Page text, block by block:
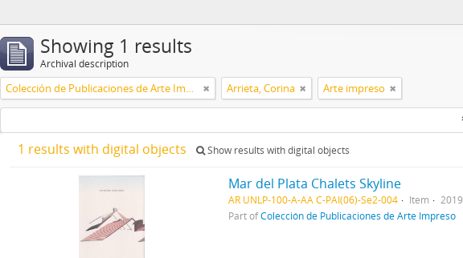
Showing 1 results
Archival description
Colección de Publicaciones de Arte Impreso Arrieta, Corina Arte impreso
1 results with digital objects Show results with digital objects
Mar del Plata Chalets Skyline
AR UNLP-100-A-AA C-PAI(06)-Se2-004 Item
2019
Part ofColección de Publicaciones de Arte Impreso